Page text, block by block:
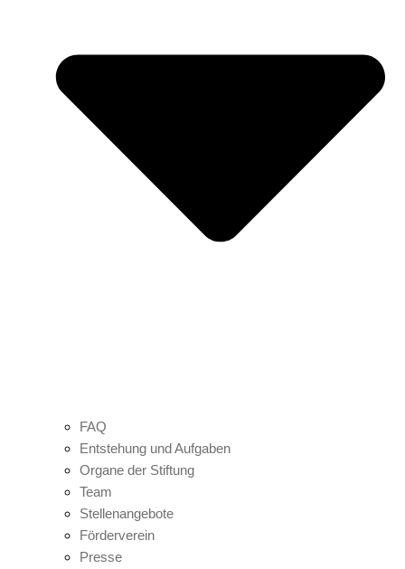
FAQ
Entstehung und Aufgaben
Organe der Stiftung
Team
Stellenangebote
Förderverein
Presse